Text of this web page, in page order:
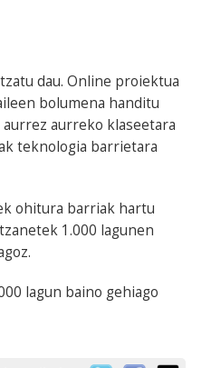
dau. Online proiektua
bolumena handitu
aurreko klaseetara
teknologia barrietara
ohitura barriak hartu
1.000 lagunen
lagun baino gehiago